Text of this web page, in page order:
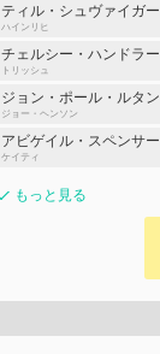
ティル・シュヴァイガー
ハインリヒ
チェルシー・ハンドラー
トリッシュ
ジョン・ポール・ルタン
ジョー・ヘンソン
アビゲイル・スペンサー
ケイティ
もっと見る